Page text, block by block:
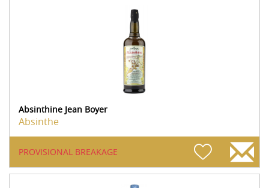
Absinthine Jean Boyer
Absinthe
PROVISIONAL BREAKAGE